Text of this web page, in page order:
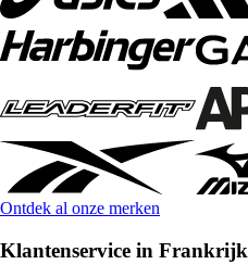
Ontdek al onze merken
Klantenservice in Frankrijk